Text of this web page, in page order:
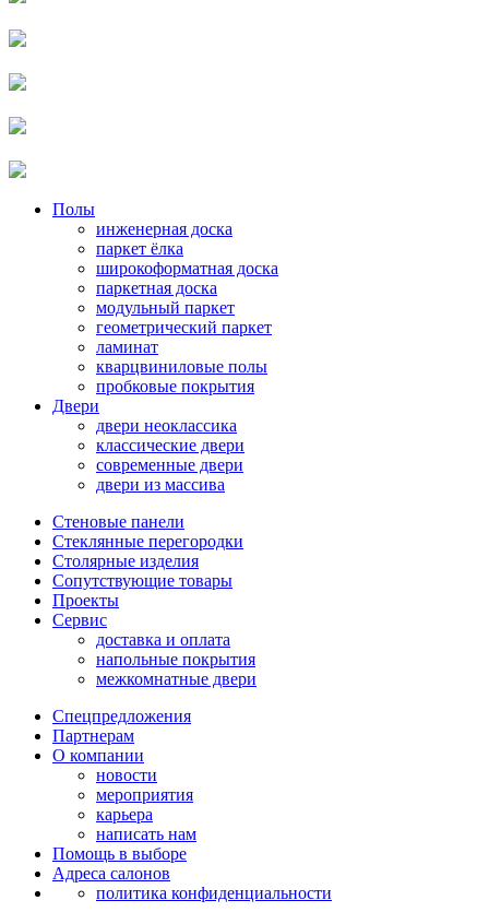
Полы
инженерная доска
паркет ёлка
широкоформатная доска
паркетная доска
модульный паркет
геометрический паркет
ламинат
кварцвиниловые полы
пробковые покрытия
Двери
двери неоклассика
классические двери
современные двери
двери из массива
Стеновые панели
Стеклянные перегородки
Столярные изделия
Сопутствующие товары
Проекты
Сервис
доставка и оплата
напольные покрытия
межкомнатные двери
Спецпредложения
Партнерам
О компании
новости
мероприятия
карьера
написать нам
Помощь в выборе
Адреса салонов
политика конфиденциальности